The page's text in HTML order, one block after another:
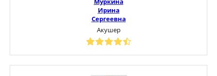
Ирина
Сергеевна
Акушер